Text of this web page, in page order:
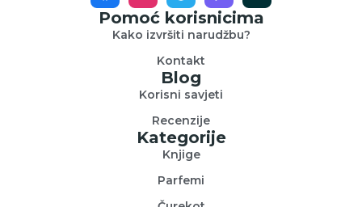
Pomoć korisnicima
Kako izvršiti narudžbu?
Kontakt
Blog
Korisni savjeti
Recenzije
Kategorije
Knjige
Parfemi